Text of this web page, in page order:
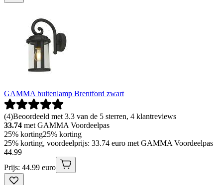
GAMMA buitenlamp Brentford zwart
(4)Beoordeeld met 3.3 van de 5 sterren, 4 klantreviews
33.74 met GAMMA Voordeelpas
25% korting25% korting
25% korting, voordeelprijs: 33.74 euro met GAMMA Voordeelpas
44.99
Prijs: 44.99 euro